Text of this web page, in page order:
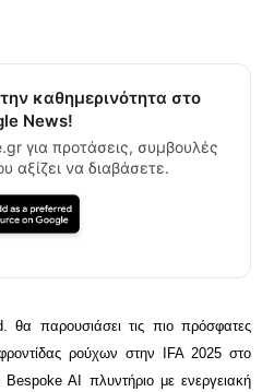
καθημερινότητα στο
News!
για προτάσεις, συμβουλές
αξίζει να διαβάσετε.
παρουσιάσει τις πιο πρόσφατες
ρούχων στην IFA 2025 στο
AI πλυντήριο με ενεργειακή